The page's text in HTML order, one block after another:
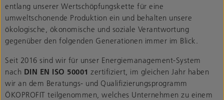
entlang unserer Wertschöpfungskette für eine
umweltschonende Produktion ein und behalten unsere
ökologische, ökonomische und soziale Verantwortung
gegenüber den folgenden Generationen immer im Blick.
Seit 2016 sind wir für unser Energiemanagement-System
nach DIN EN ISO 50001 zertifiziert, im gleichen Jahr haben
wir an dem Beratungs- und Qualifizierungsprogramm
ÖKOPROFIT teilgenommen, welches Unternehmen zu einem